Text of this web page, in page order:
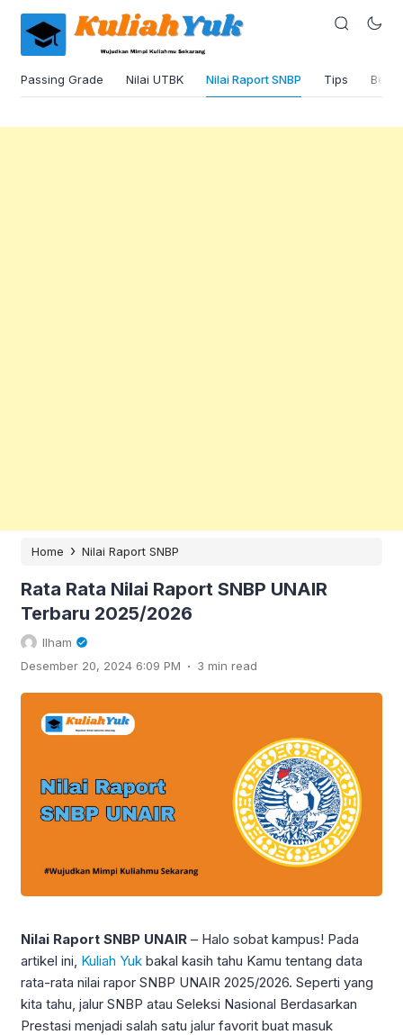
Passing Grade Nilai UTBK Nilai Raport SNBP Tips
Home › Nilai Raport SNBP
Rata Rata Nilai Raport SNBP UNAIR
Terbaru 2025/2026
Ilham
Desember 20, 2024 6:09 PM . 3 min read
Nilai Raport SNBP UNAIR – Halo sobat kampus! Pada
artikel ini, Kuliah Yuk bakal kasih tahu Kamu tentang data
rata-rata nilai rapor SNBP UNAIR 2025/2026. Seperti yang
kita tahu, jalur SNBP atau Seleksi Nasional Berdasarkan
Prestasi menjadi salah satu jalur favorit buat masuk